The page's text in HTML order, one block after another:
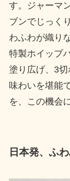
す。ジャーマ
ブンでじっく
わふわが織り
特製ホイップ
塗り広げ、3
味わいを堪能
を、この機会
日本発、ふ